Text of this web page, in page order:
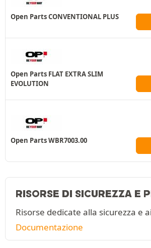
Open Parts CONVENTIONAL PLUS
Open Parts FLAT EXTRA SLIM
EVOLUTION
Open Parts WBR7003.00
RISORSE DI SICUREZZA E
Risorse dedicate alla sicurezza e
Documentazione